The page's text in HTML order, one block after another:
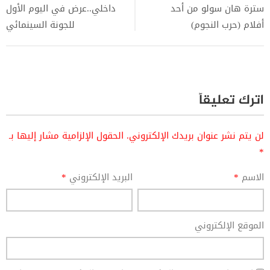
سترة هان سولو من أحد
أفلام (حرب النجوم)
داخلي..عرض في اليوم الأول
للجونة السينمائي
اترك تعليقاً
لن يتم نشر عنوان بريدك الإلكتروني. الحقول الإلزامية مشار إليها بـ
*
الاسم * البريد الإلكتروني *
الموقع الإلكتروني